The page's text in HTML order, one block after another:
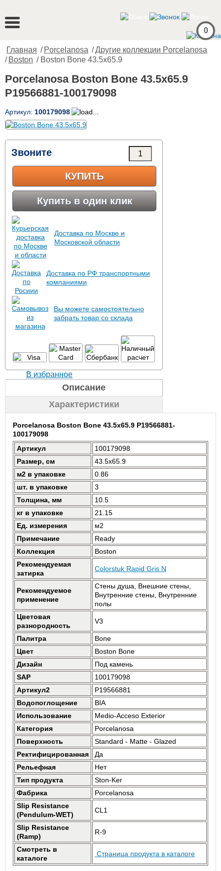
0
Главная / Porcelanosa /Другие коллекции Porcelanosa
/ Boston / Boston Bone 43.5x65.9
Porcelanosa Boston Bone 43.5x65.9
P19566881-100179098
Артикул: 100179098
Звоните
КУПИТЬ
Купить в один клик
Доставка по Москве и
Московской области
Доставка по РФ транспортными
компаниями
Вы можете самостоятельно
забрать товар со склада
В избранное
Описание
Характеристики
Porcelanosa Boston Bone 43.5x65.9 P19566881-
100179098
Артикул
100179098
Размер, см
43.5x65.9
м2 в упаковке
0.86
шт. в упаковке
3
Толщина, мм
10.5
кг в упаковке
21.15
Ед. измерения
м2
Примечание
Ready
Коллекция
Boston
Рекомендуемая
затирка
Colorstuk Rapid Gris N
Рекомендуемое
применение
Стены душа, Внешние стены,
Внутренние стены, Внутренние
полы
Цветовая
разнородность
V3
Палитра
Bone
Цвет
Boston Bone
Дизайн
Под камень
SAP
100179098
Артикул2
P19566881
Водопоглощение
BIA
Использование
Medio-Acceso Exterior
Категория
Porcelanosa
Поверхность
Standard - Matte - Glazed
Ректифицированная
Да
Рельефная
Нет
Тип продукта
Ston-Ker
Фабрика
Porcelanosa
Slip Resistance
(Pendulum-WET)
CL1
Slip Resistance
(Ramp)
R-9
Смотреть в
каталоге
Страница продукта в каталоге